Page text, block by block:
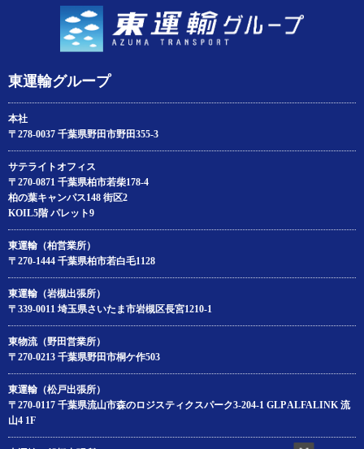
東運輸グループ
本社
〒278-0037 千葉県野田市野田355-3
サテライトオフィス
〒270-0871 千葉県柏市若柴178‐4
柏の葉キャンパス148 街区2
KOIL5階 パレット9
東運輸（柏営業所）
〒270-1444 千葉県柏市若白毛1128
東運輸（岩槻出張所）
〒339-0011 埼玉県さいたま市岩槻区長宮1210-1
東物流（野田営業所）
〒270-0213 千葉県野田市桐ケ作503
東運輸（松戸出張所）
〒270-0117 千葉県流山市森のロジスティクスパーク3-204‐1 GLP ALFALINK 流
山4 1F